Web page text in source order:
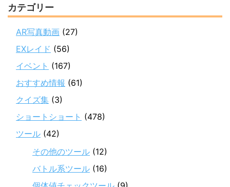
カテゴリー
AR写真動画 (27)
EXレイド (56)
イベント (167)
おすすめ情報 (61)
クイズ集 (3)
ショートショート (478)
ツール (42)
その他のツール (12)
バトル系ツール (16)